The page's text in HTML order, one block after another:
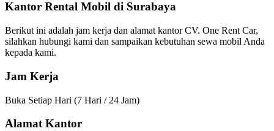
Kantor Rental Mobil di Surabaya
Berikut ini adalah jam kerja dan alamat kantor CV. One Rent Car,
silahkan hubungi kami dan sampaikan kebutuhan sewa mobil Anda
kepada kami.
Jam Kerja
Buka Setiap Hari (7 Hari / 24 Jam)
Alamat Kantor